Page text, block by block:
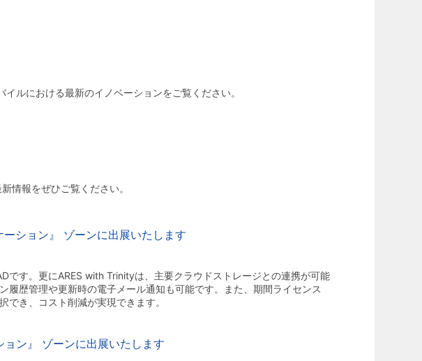
ルにおける最新のイノベーションをご覧ください。
情報をぜひご覧ください。
ション』 ゾーンに出展いたします
です。更にARES with Trinityは、主要クラウドストレージとの連携が可能
歴管理や更新時の電子メール通知も可能です。また、期間ライセンス
き、コスト削減が実現できます。
ン』 ゾーンに出展いたします